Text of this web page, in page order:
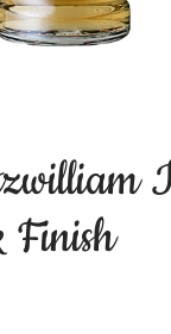
Finish